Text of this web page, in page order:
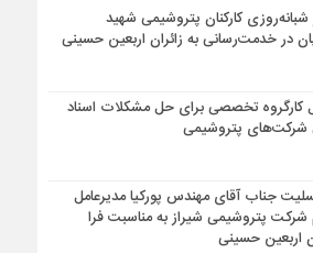
کارکنان پتروشیمی شهید
در خدمت‌رسانی به زائران اربعین حسینی
کارگروه تخصصی برای حل مشکلات اسناد
شرکت‌های پتروشیمی
جناب آقای مهندس پوركیا مدیرعامل
شركت پتروشیمی شیراز به مناسبت فرا
اربعین حسینی